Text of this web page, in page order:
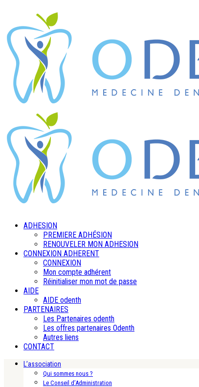
ADHESION
PREMIERE ADHÉSION
RENOUVELER MON ADHESION
CONNEXION ADHERENT
CONNEXION
Mon compte adhérent
Réinitialiser mon mot de passe
AIDE
AIDE odenth
PARTENAIRES
Les Partenaires odenth
Les offres partenaires Odenth
Autres liens
CONTACT
L’association
Qui sommes nous ?
Le Conseil d’Administration